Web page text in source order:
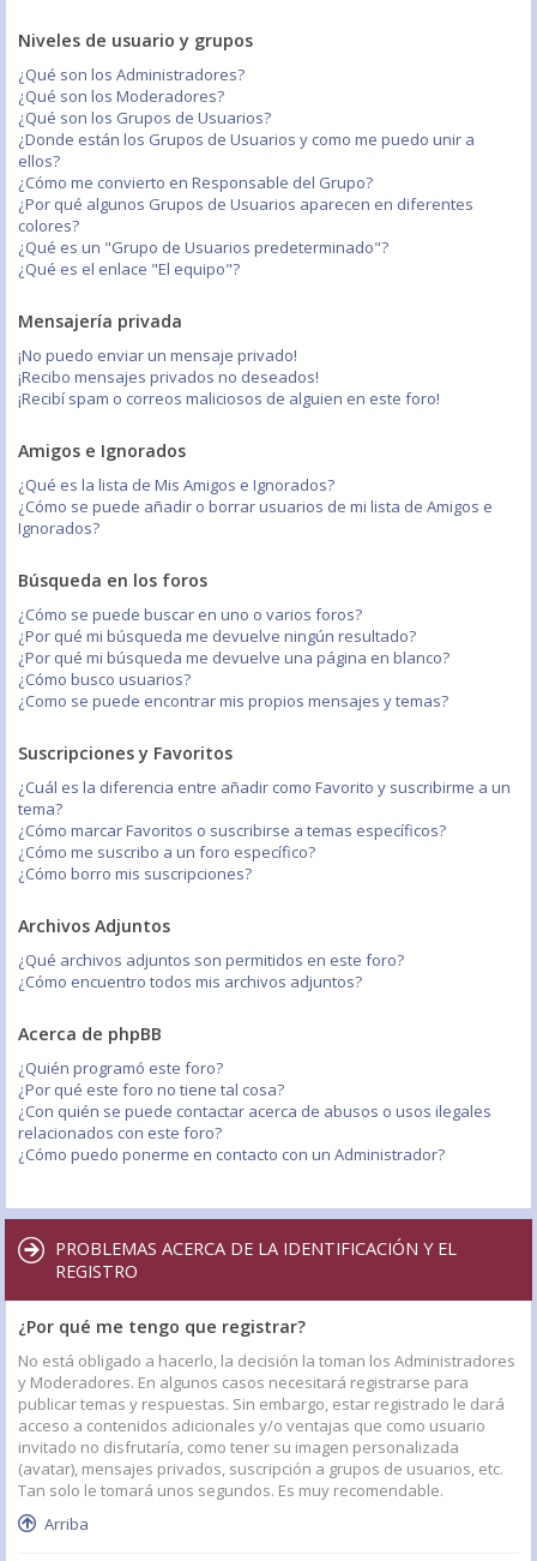
Niveles de usuario y grupos
¿Qué son los Administradores?
¿Qué son los Moderadores?
¿Qué son los Grupos de Usuarios?
¿Donde están los Grupos de Usuarios y como me puedo unir a
ellos?
¿Cómo me convierto en Responsable del Grupo?
¿Por qué algunos Grupos de Usuarios aparecen en diferentes
colores?
¿Qué es un "Grupo de Usuarios predeterminado"?
¿Qué es el enlace "El equipo"?
Mensajería privada
¡No puedo enviar un mensaje privado!
¡Recibo mensajes privados no deseados!
¡Recibí spam o correos maliciosos de alguien en este foro!
Amigos e Ignorados
¿Qué es la lista de Mis Amigos e Ignorados?
¿Cómo se puede añadir o borrar usuarios de mi lista de Amigos e
Ignorados?
Búsqueda en los foros
¿Cómo se puede buscar en uno o varios foros?
¿Por qué mi búsqueda me devuelve ningún resultado?
¿Por qué mi búsqueda me devuelve una página en blanco?
¿Cómo busco usuarios?
¿Como se puede encontrar mis propios mensajes y temas?
Suscripciones y Favoritos
¿Cuál es la diferencia entre añadir como Favorito y suscribirme a un
tema?
¿Cómo marcar Favoritos o suscribirse a temas específicos?
¿Cómo me suscribo a un foro específico?
¿Cómo borro mis suscripciones?
Archivos Adjuntos
¿Qué archivos adjuntos son permitidos en este foro?
¿Cómo encuentro todos mis archivos adjuntos?
Acerca de phpBB
¿Quién programó este foro?
¿Por qué este foro no tiene tal cosa?
¿Con quién se puede contactar acerca de abusos o usos ilegales
relacionados con este foro?
¿Cómo puedo ponerme en contacto con un Administrador?
PROBLEMAS ACERCA DE LA IDENTIFICACIÓN Y EL
REGISTRO
¿Por qué me tengo que registrar?
No está obligado a hacerlo, la decisión la toman los Administradores
y Moderadores. En algunos casos necesitará registrarse para
publicar temas y respuestas. Sin embargo, estar registrado le dará
acceso a contenidos adicionales y/o ventajas que como usuario
invitado no disfrutaría, como tener su imagen personalizada
(avatar), mensajes privados, suscripción a grupos de usuarios, etc.
Tan solo le tomará unos segundos. Es muy recomendable.
Arriba